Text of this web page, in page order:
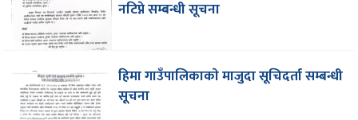
नटिप्ने सम्बन्धी सूचना
हिमा गाउँपालिकाकाे मा‌जुदा सूचिदर्ता सम्बन्धी
सूचना